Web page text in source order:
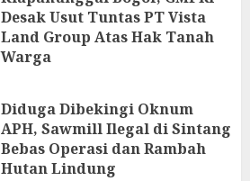
Desak Usut Tuntas PT Vista
Land Group Atas Hak Tanah
Warga
Diduga Dibekingi Oknum
APH, Sawmill Ilegal di Sintang
Bebas Operasi dan Rambah
Hutan Lindung